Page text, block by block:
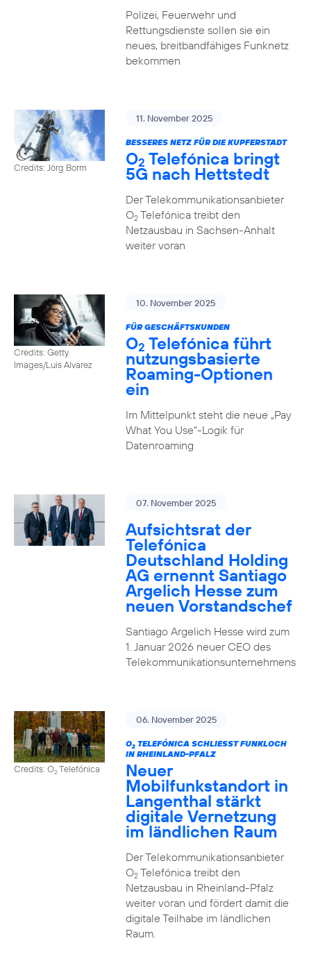
Polizei, Feuerwehr und
Rettungsdienste sollen sie ein
neues, breitbandfähiges Funknetz
bekommen
Credits: Jörg Borm
11. November 2025
BESSERES NETZ FÜR DIE KUPFERSTADT
O2 Telefónica bringt
5G nach Hettstedt
Der Telekommunikationsanbieter
O2Telefónica treibt den
Netzausbau in Sachsen-Anhalt
weiter voran
Credits: Getty
Images/Luis Alvarez
10. November 2025
FÜR GESCHÄFTSKUNDEN
O2 Telefónica führt
nutzungs­basierte
Roaming-Optionen
ein
Im Mittelpunkt steht die neue „Pay
What You Use“-Logik für
Datenroaming
07. November 2025
Aufsichtsrat der
Telefónica
Deutschland Holding
AG ernennt Santiago
Argelich Hesse zum
neuen Vorstandschef
Santiago Argelich Hesse wird zum
1. Januar 2026 neuer CEO des
Telekommunikationsunternehmens
Credits: O2Telefónica
06. November 2025
O2TELEFÓNICA SCHLIESST FUNKLOCH I
N RHEINLAND-PFALZ
Neuer
Mobilfunkstandort in
Langenthal stärkt
digitale Vernetzung
im ländlichen Raum
Der Telekommunikationsanbieter
O2Telefónica treibt den
Netzausbau in Rheinland-Pfalz
weiter voran und fördert damit die
digitale Teilhabe im ländlichen
Raum.